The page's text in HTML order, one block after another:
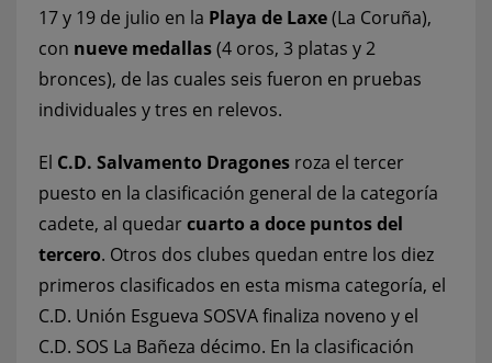
17 y 19 de julio en la Playa de Laxe(La Coruña),
con nueve medallas(4 oros, 3 platas y 2
bronces), de las cuales seis fueron en pruebas
individuales y tres en relevos.
El C.D. Salvamento Dragones roza el tercer
puesto en la clasificación general de la categoría
cadete, al quedarcuarto a doce puntos del
tercero. Otros dos clubes quedan entre los diez
primeros clasificados en esta misma categoría, el
C.D. Unión Esgueva SOSVA finaliza noveno y el
C.D. SOS La Bañeza décimo. En la clasificación